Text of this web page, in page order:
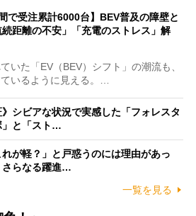
で受注累計6000台】BEV普及の障壁と
距離の不安」「充電のストレス」解
いた「EV（BEV）シフト」の潮流も、
いるように見える。…
》シビアな状況で実感した「フォレスタ
と「スト…
が軽？」と戸惑うのには理由があっ
らなる躍進…
一覧を見る